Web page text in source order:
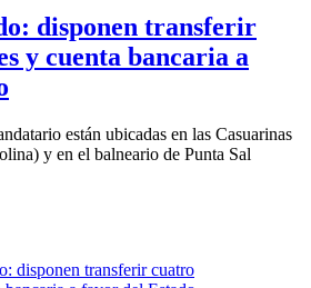
disponen transferir
y cuenta bancaria a
están ubicadas en las Casuarinas
y en el balneario de Punta Sal